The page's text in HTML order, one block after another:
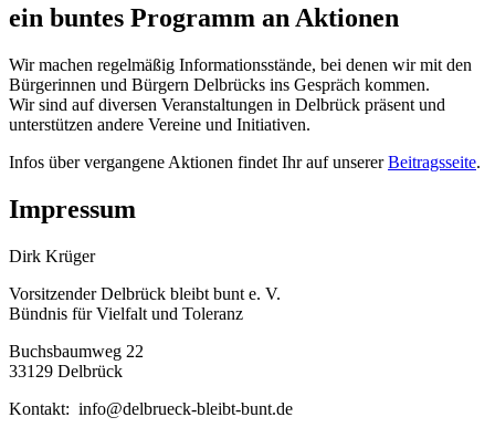
ein buntes Programm an Aktionen
Wir machen regelmäßig Informationsstände, bei denen wir mit den
Bürgerinnen und Bürgern Delbrücks ins Gespräch kommen.
Wir sind auf diversen Veranstaltungen in Delbrück präsent und
unterstützen andere Vereine und Initiativen.
Infos über vergangene Aktionen findet Ihr auf unsererBeitragsseite.
Impressum
Dirk Krüger
Vorsitzender Delbrück bleibt bunt e. V.
Bündnis für Vielfalt und Toleranz
Buchsbaumweg 22
33129 Delbrück
Kontakt: info@delbrueck-bleibt-bunt.de